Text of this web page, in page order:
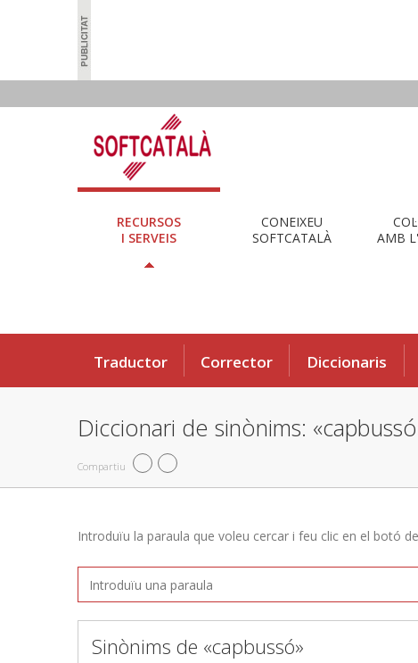
RECURSOS
I SERVEIS
CONEIXEU
SOFTCATALÀ
AMB
Traductor Corrector Diccionaris
Diccionari de sinònims:
Compartiu
Introduïu la paraula que voleu cercar i feu clic en el botó
Sinònims de «capbussó»